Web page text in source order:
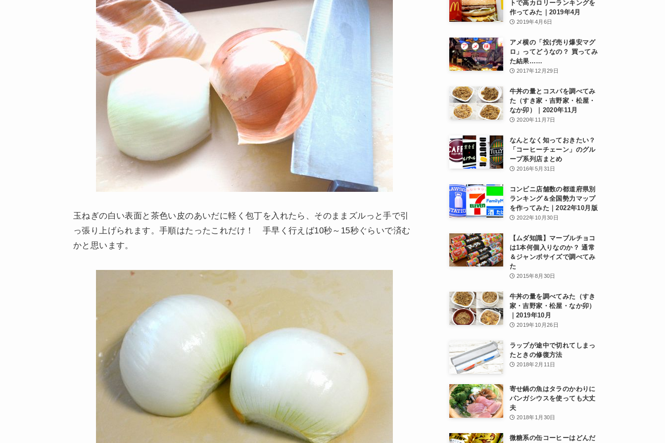
玉ねぎの白い表面と茶色い皮のあいだに軽く包丁を入れたら、そのままズルっと手で引
っ張り上げられます。手順はたったこれだけ！ 手早く行えば10秒～15秒ぐらいで済む
かと思います。
トで高カロリーランキングを
作ってみた｜2019年4月
2019年4月6日
アメ横の「投げ売り爆安マグ
ロ」ってどうなの？ 買ってみ
た結果……
2017年12月29日
牛丼の量とコスパを調べてみ
た（すき家・吉野家・松屋・
なか卯）｜2020年11月
2020年11月7日
なんとなく知っておきたい？
「コーヒーチェーン」のグル
ープ系列店まとめ
2016年5月31日
コンビニ店舗数の都道府県別
ランキング＆全国勢力マップ
を作ってみた｜2022年10月版
2022年10月30日
【ムダ知識】マーブルチョコ
は1本何個入りなのか？ 通常
＆ジャンボサイズで調べてみ
た
2015年8月30日
牛丼の量を調べてみた（すき
家・吉野家・松屋・なか卯）
｜2019年10月
2019年10月26日
ラップが途中で切れてしまっ
たときの修復方法
2018年2月11日
寄せ鍋の魚はタラのかわりに
パンガシウスを使っても大丈
夫
2018年1月30日
微糖系の缶コーヒーはどんだ